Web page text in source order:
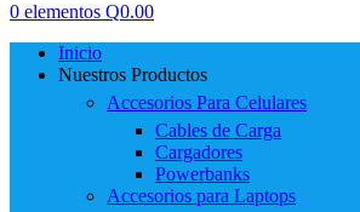
0 elementos Q0.00
Inicio
Nuestros Productos
Accesorios Para Celulares
Cables de Carga
Cargadores
Powerbanks
Accesorios para Laptops